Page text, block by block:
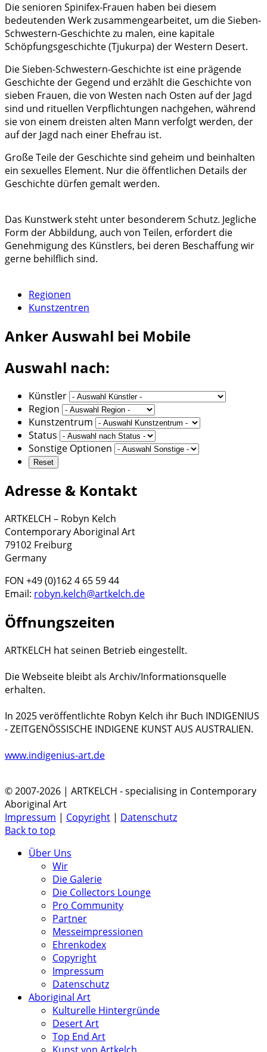
Die senioren Spinifex-Frauen haben bei diesem
bedeutenden Werk zusammengearbeitet, um die Sieben-
Schwestern-Geschichte zu malen, eine kapitale
Schöpfungsgeschichte (Tjukurpa) der Western Desert.
Die Sieben-Schwestern-Geschichte ist eine prägende
Geschichte der Gegend und erzählt die Geschichte von
sieben Frauen, die von Westen nach Osten auf der Jagd
sind und rituellen Verpflichtungen nachgehen, während
sie von einem dreisten alten Mann verfolgt werden, der
auf der Jagd nach einer Ehefrau ist.
Große Teile der Geschichte sind geheim und beinhalten
ein sexuelles Element. Nur die öffentlichen Details der
Geschichte dürfen gemalt werden.
Das Kunstwerk steht unter besonderem Schutz. Jegliche
Form der Abbildung, auch von Teilen, erfordert die
Genehmigung des Künstlers, bei deren Beschaffung wir
gerne behilflich sind.
Regionen
Kunstzentren
AnkerAuswahl bei Mobile
Auswahl nach:
Künstler
Region
Kunstzentrum
Status
Sonstige Optionen
Adresse & Kontakt
ARTKELCH – Robyn Kelch
Contemporary Aboriginal Art
79102 Freiburg
Germany
FON +49 (0)162 4 65 59 44
Email: robyn.kelch@artkelch.de
Öffnungszeiten
ARTKELCH hat seinen Betrieb eingestellt.
Die Webseite bleibt als Archiv/Informationsquelle
erhalten.
In 2025 veröffentlichte Robyn Kelch ihr Buch INDIGENIUS
- ZEITGENÖSSISCHE INDIGENE KUNST AUS AUSTRALIEN.
www.indigenius-art.de
© 2007-2026 | ARTKELCH - specialising in Contemporary
Aboriginal Art
Impressum | Copyright | Datenschutz
Back to top
Über Uns
Wir
Die Galerie
Die Collectors Lounge
Pro Community
Partner
Messeimpressionen
Ehrenkodex
Copyright
Impressum
Datenschutz
Aboriginal Art
Kulturelle Hintergründe
Desert Art
Top End Art
Kunst von Artkelch